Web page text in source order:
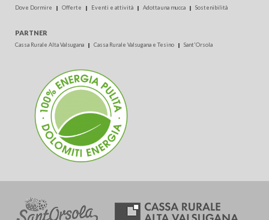
Dove Dormire Offerte Eventi e attività Adotta una mucca Sostenibilità
PARTNER
Cassa Rurale Alta Valsugana Cassa Rurale Valsugana e Tesino Sant'Orsola